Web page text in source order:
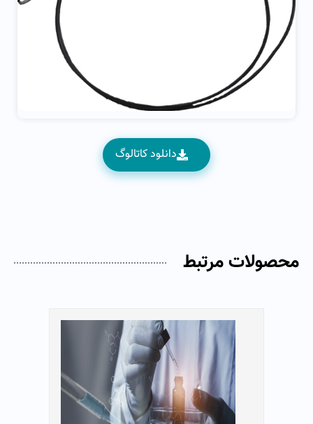
دانلود کاتالوگ
محصولات مرتبط